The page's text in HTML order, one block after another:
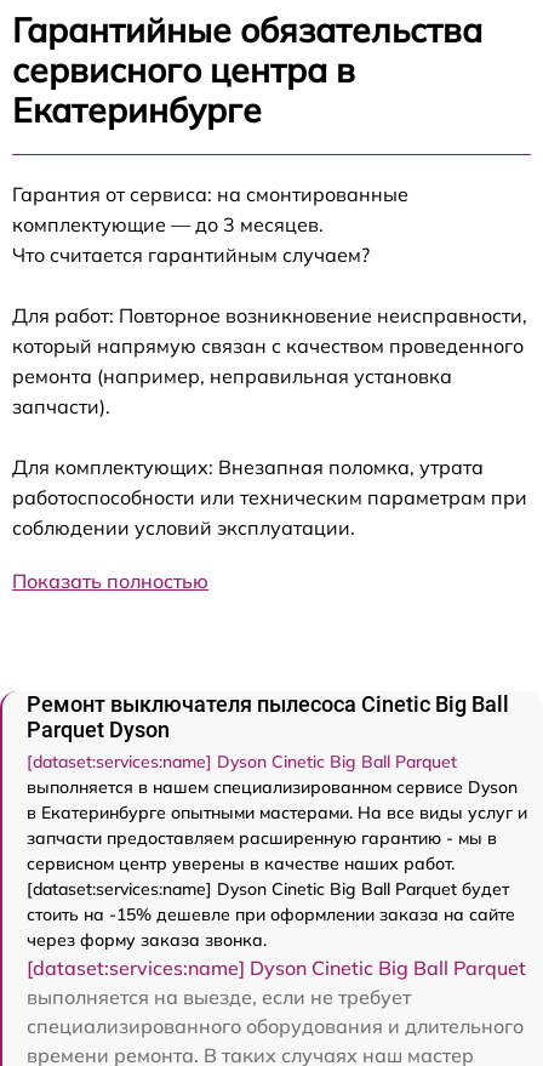
Гарантийные обязательства
сервисного центра в
Екатеринбурге
Гарантия от сервиса: на смонтированные
комплектующие — до 3 месяцев.
Что считается гарантийным случаем?
Для работ: Повторное возникновение неисправности,
который напрямую связан с качеством проведенного
ремонта (например, неправильная установка
запчасти).
Для комплектующих: Внезапная поломка, утрата
работоспособности или техническим параметрам при
соблюдении условий эксплуатации.
Показать полностью
Ремонт выключателя пылесоса Cinetic Big Ball
Parquet Dyson
[dataset:services:name] Dyson Cinetic Big Ball Parquet
выполняется в нашем специализированном сервисе Dyson
в Екатеринбурге опытными мастерами. На все виды услуг и
запчасти предоставляем расширенную гарантию - мы в
сервисном центр уверены в качестве наших работ.
[dataset:services:name] Dyson Cinetic Big Ball Parquet будет
стоить на -15% дешевле при оформлении заказа на сайте
через форму заказа звонка.
[dataset:services:name] Dyson Cinetic Big Ball Parquet
выполняется на выезде, если не требует
специализированного оборудования и длительного
времени ремонта. В таких случаях наш мастер